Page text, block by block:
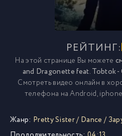
РЕЙТИНГ:
На этой странице Вы можете
and Dragonette feat. Tobtok
Смотреть видео онлайн в
телефона на Android,
Жанр: Pretty Sister/ Dance /